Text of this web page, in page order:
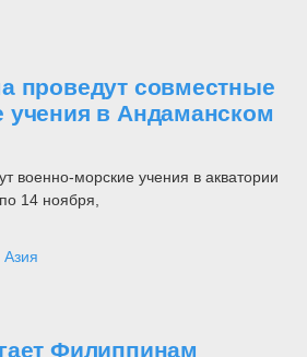
проведут совместные
учения в Андаманском
военно-морские учения в акватории
14 ноября,
Филиппинам